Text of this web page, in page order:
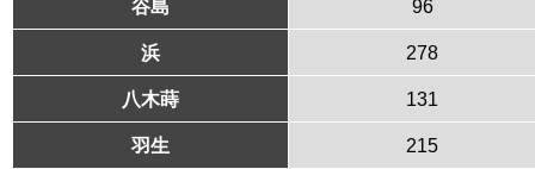
谷島 96
浜 278
八木蒔 131
羽生 215